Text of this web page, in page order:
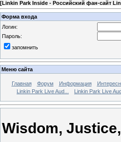
[Linkin Park Inside - Российский фан-сайт
Форма входа
Логин:
Пароль:
запомнить
Меню сайта
Главная Форум Информация
Linkin Park Live Aud...
Linkin Park Live
Wisdom,